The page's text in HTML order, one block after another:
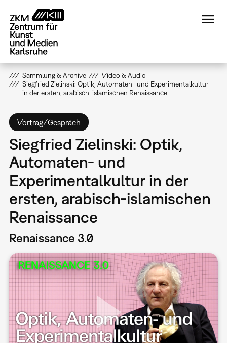
zum
Inhalt
Sammlung & Archive
Video & Audio
Siegfried Zielinski: Optik, Automaten- und Experimentalkultur
in der ersten, arabisch-islamischen Renaissance
Vortrag/Gespräch
Siegfried Zielinski: Optik,
Automaten- und
Experimentalkultur in der
ersten, arabisch-islamischen
Renaissance
Renaissance 3.0